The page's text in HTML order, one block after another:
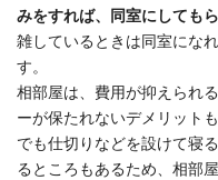
みをすれば、同室にしても
雑しているときは同室にな
す。
相部屋は、費用が抑えられ
ーが保たれないデメリット
でも仕切りなどを設けて寝
るところもあるため、相部